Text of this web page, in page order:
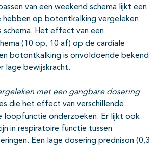
van een weekend schema lijkt een
op botontkalking vergeleken
schema. Het effect van een
(10 op, 10 af) op de cardiale
botontkalking is onvoldoende bekend
lage bewijskracht.
met een gangbare dosering
die het effect van verschillende
loopfunctie onderzoeken. Er lijkt ook
in respiratoire functie tussen
Een lage dosering prednison (0,3